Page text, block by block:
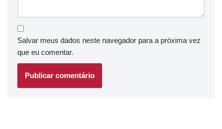
Salvar meus dados neste navegador para a próxima vez
que eu comentar.